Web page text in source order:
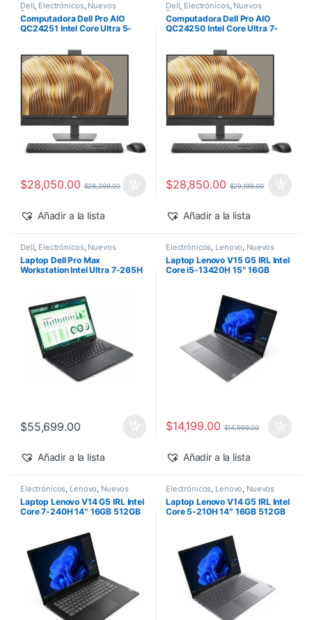
Dell, Electrónicos, Nuevos
Productos
Computadora Dell Pro AIO
QC24251 Intel Core Ultra 5-
Windows 11 Pro
$28,050.00 $28,299.00
Añadir a la lista
Dell, Electrónicos, Nuevos
Productos
Computadora Dell Pro AIO
QC24250 Intel Core Ultra 7-
Windows 11 Pro
$28,850.00 $29,199.00
Añadir a la lista
Dell, Electrónicos, Nuevos
Productos
Laptop Dell Pro Max
Workstation Intel Ultra 7-265H
$55,699.00
Añadir a la lista
Electrónicos, Lenovo, Nuevos
Productos
Laptop Lenovo V15 G5 IRL Intel
Core i5-13420H 15″ 16GB
$14,199.00 $14,999.00
Añadir a la lista
Electrónicos Lenovo Nuevos
Laptop Lenovo V14 G5 IRL Intel
Core 7-240H 14″ 16GB 512GB
Electrónicos Lenovo Nuevos
Laptop Lenovo V14 G5 IRL Intel
Core 5-210H 14″ 16GB 512GB